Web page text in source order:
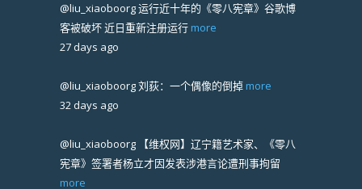
@liu_xiaoboorg运行近十年的《零八宪章》谷歌博
客被破坏 近日重新注册运行 more
27 days ago
@liu_xiaoboorg刘荻：一个偶像的倒掉 more
32 days ago
@liu_xiaoboorg 【维权网】辽宁籍艺术家、《零八
宪章》签署者杨立才因发表涉港言论遭刑事拘留
more